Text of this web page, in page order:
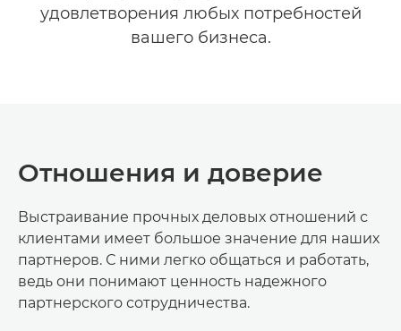
удовлетворения любых потребностей
вашего бизнеса.
Отношения и доверие
Выстраивание прочных деловых отношений с
клиентами имеет большое значение для наших
партнеров. С ними легко общаться и работать,
ведь они понимают ценность надежного
партнерского сотрудничества.